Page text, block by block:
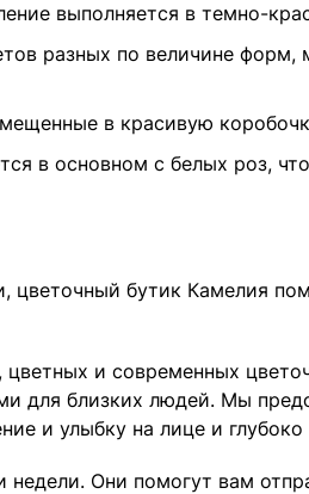
выполняется в темно-
разных по величине
в красивую
в основном с белых роз,
цветочный бутик Камелия
и современных
для близких людей. Мы
и улыбку на лице и
Они помогут вам